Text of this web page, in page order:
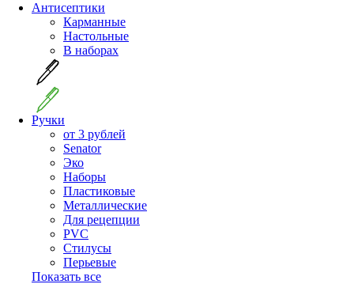
Антисептики
Карманные
Настольные
В наборах
Ручки
от 3 рублей
Senator
Эко
Наборы
Пластиковые
Металлические
Для рецепции
PVC
Стилусы
Перьевые
Показать все